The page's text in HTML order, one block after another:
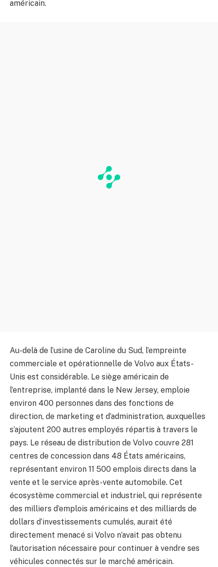
américain.
Au-delà de l’usine de Caroline du Sud, l’empreinte
commerciale et opérationnelle de Volvo aux États-
Unis est considérable. Le siège américain de
l’entreprise, implanté dans le New Jersey, emploie
environ 400 personnes dans des fonctions de
direction, de marketing et d’administration, auxquelles
s’ajoutent 200 autres employés répartis à travers le
pays. Le réseau de distribution de Volvo couvre 281
centres de concession dans 48 États américains,
représentant environ 11 500 emplois directs dans la
vente et le service après-vente automobile. Cet
écosystème commercial et industriel, qui représente
des milliers d’emplois américains et des milliards de
dollars d’investissements cumulés, aurait été
directement menacé si Volvo n’avait pas obtenu
l’autorisation nécessaire pour continuer à vendre ses
véhicules connectés sur le marché américain.